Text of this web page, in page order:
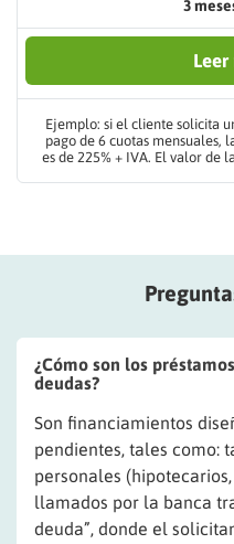
3
Leer
Ejemplo: si el cliente solicita
pago de 6 cuotas mensuales,
es de 225% + IVA. El valor de
¿Cómo son los
deudas?
Son financiamientos
pendientes, tales como:
personales
llamados por la banca
deuda”, donde el